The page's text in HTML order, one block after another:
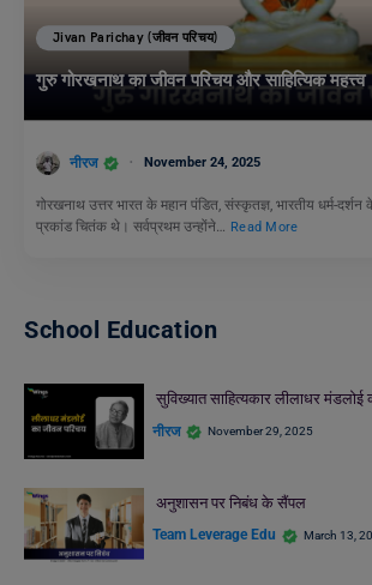
Jivan Parichay (जीवन परिचय)
गुरु गोरखनाथ का जीवन परिचय और साहित्यिक महत्त्व
नीरज November 24, 2025
गोरखनाथ उत्तर भारत के महान पंडित, संस्कृतज्ञ, भारतीय धर्म-
प्रकांड चितंक थे। सर्वप्रथम उन्होंने… Read More
School Education
सुविख्यात साहित्यकार लीलाधर मंडलोई
नीरज November 29, 2025
अनुशासन पर निबंध के सैंपल
Team Leverage Edu March 13,